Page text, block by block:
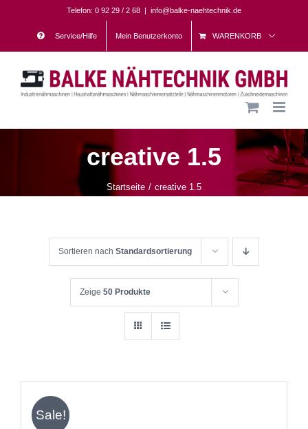
content
Telefon: 0 92 29 / 2 68 | info@balke-naehtechnik.de
Service/Hilfe Mein Benutzerkonto WARENKORB
creative 1.5
Startseite creative 1.5
Sortieren nach Standardsortierung
Zeige 50 Produkte
Sale!